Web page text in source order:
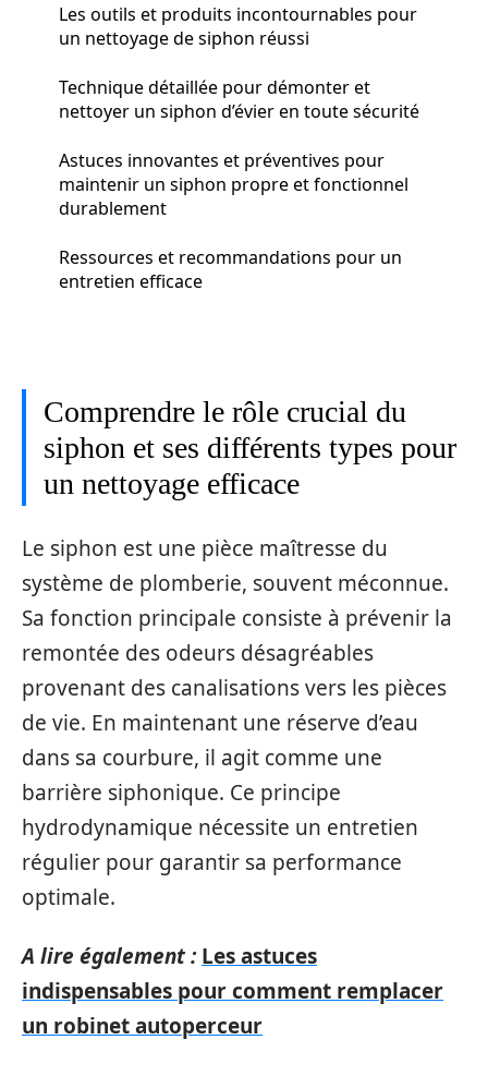
Les outils et produits incontournables pour
un nettoyage de siphon réussi
Technique détaillée pour démonter et
nettoyer un siphon d’évier en toute sécurité
Astuces innovantes et préventives pour
maintenir un siphon propre et fonctionnel
durablement
Ressources et recommandations pour un
entretien efficace
Comprendre le rôle crucial du
siphon et ses différents types pour
un nettoyage efficace
Le siphon est une pièce maîtresse du
système de plomberie, souvent méconnue.
Sa fonction principale consiste à prévenir la
remontée des odeurs désagréables
provenant des canalisations vers les pièces
de vie. En maintenant une réserve d’eau
dans sa courbure, il agit comme une
barrière siphonique. Ce principe
hydrodynamique nécessite un entretien
régulier pour garantir sa performance
optimale.
A lire également : Les astuces
indispensables pour comment remplacer
un robinet autoperceur